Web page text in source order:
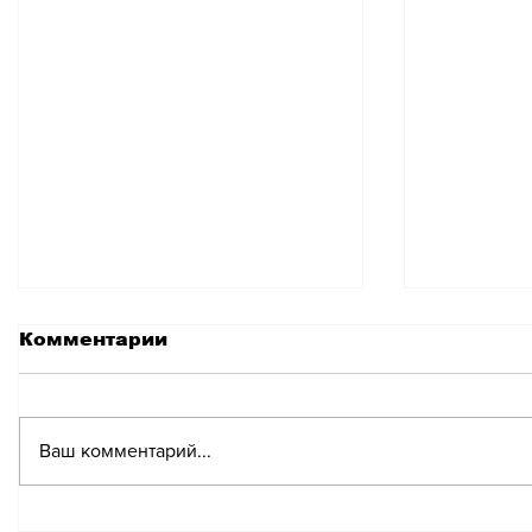
Комментарии
Ваш комментарий...